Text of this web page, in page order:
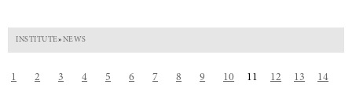
INSTITUTE» NEWS
1 2 3 4 5 6 7 8 9 10 11 12 13 14